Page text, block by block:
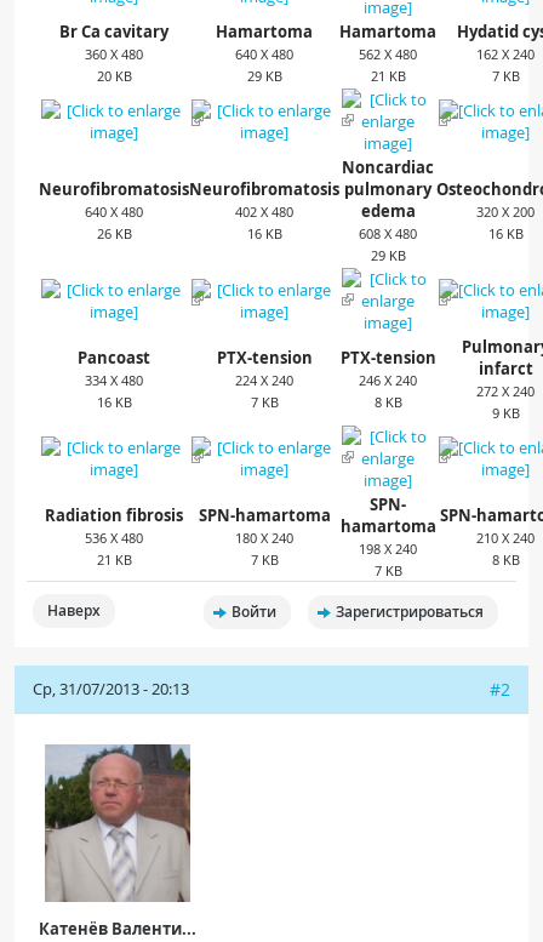
ПОМОЩЬ
Br Ca cavitary
360 X 480
20 KB
Hamartoma
640 X 480
29 KB
Hamartoma
562 X 480
21 KB
Hydatid
162 X 240
7 KB
Neurofibromatosis
640 X 480
26 KB
Neurofibromatosis
402 X 480
16 KB
Noncardiac
pulmonary
edema
608 X 480
29 KB
320 X 200
16 KB
Pancoast
334 X 480
16 KB
PTX-tension
224 X 240
7 KB
PTX-tension
246 X 240
8 KB
infarct
272 X 240
9 KB
Radiation fibrosis
536 X 480
21 KB
SPN-hamartoma
180 X 240
7 KB
SPN-
hamartoma
198 X 240
7 KB
SPN-
210 X 240
8 KB
Наверх Войти Зарегистрироваться
Ср, 31/07/2013 - 20:13 #2
Катенёв Валенти...